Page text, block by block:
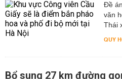
Đề
văn
Thái
QUY
Bổ sung 27 km đường